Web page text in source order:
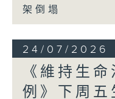
架倒塌
24/07/2026
《維持生
例》下周五